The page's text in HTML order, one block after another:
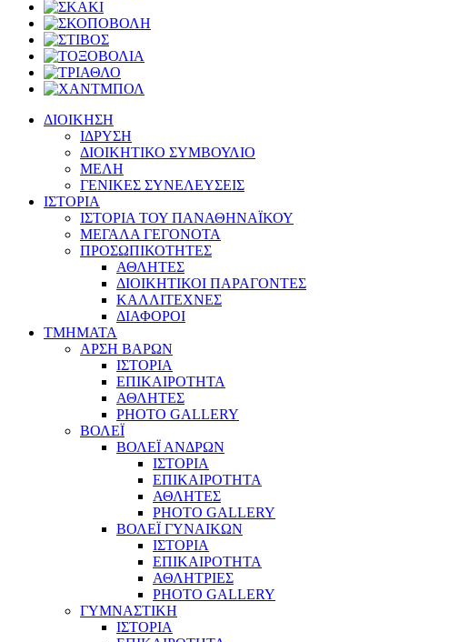
ΔΙΟΙΚΗΣΗ
ΙΔΡΥΣΗ
ΔΙΟΙΚΗΤΙΚΟ ΣΥΜΒΟΥΛΙΟ
ΜΕΛΗ
ΓΕΝΙΚΕΣ ΣΥΝΕΛΕΥΣΕΙΣ
ΙΣΤΟΡΙΑ
ΙΣΤΟΡΙΑ ΤΟΥ ΠΑΝΑΘΗΝΑΪΚΟΥ
ΜΕΓΑΛΑ ΓΕΓΟΝΟΤΑ
ΠΡΟΣΩΠΙΚΟΤΗΤΕΣ
ΑΘΛΗΤΕΣ
ΔΙΟΙΚΗΤΙΚΟΙ ΠΑΡΑΓΟΝΤΕΣ
ΚΑΛΛΙΤΕΧΝΕΣ
ΔΙΑΦΟΡΟΙ
ΤΜΗΜΑΤΑ
ΑΡΣΗ ΒΑΡΩΝ
ΙΣΤΟΡΙΑ
ΕΠΙΚΑΙΡΟΤΗΤΑ
ΑΘΛΗΤΕΣ
PHOTO GALLERY
ΒΟΛΕΪ
ΒΟΛΕΪ ΑΝΔΡΩΝ
ΙΣΤΟΡΙΑ
ΕΠΙΚΑΙΡΟΤΗΤΑ
ΑΘΛΗΤΕΣ
PHOTO GALLERY
ΒΟΛΕΪ ΓΥΝΑΙΚΩΝ
ΙΣΤΟΡΙΑ
ΕΠΙΚΑΙΡΟΤΗΤΑ
ΑΘΛΗΤΡΙΕΣ
PHOTO GALLERY
ΓΥΜΝΑΣΤΙΚΗ
ΙΣΤΟΡΙΑ